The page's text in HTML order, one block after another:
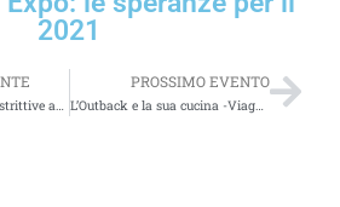
2021
Lockdown e misure restrittive anti Covid | Previsioni del Futuro Prossimo | Cosa succederà? | Quando…Talkwalker Alert: 50 results for [turismo]
PROSSIMO EVENTO
L’Outback e la sua cucina -Viaggio in Australia